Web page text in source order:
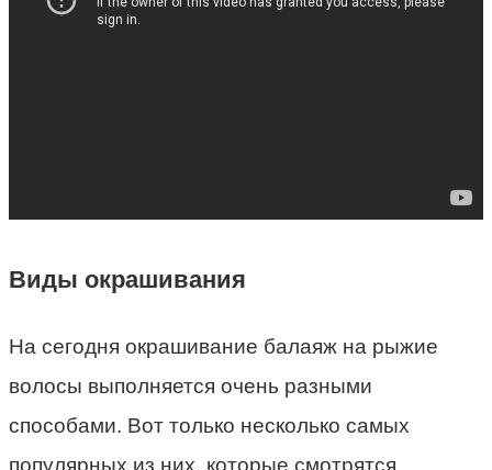
Виды окрашивания
На сегодня окрашивание балаяж на рыжие
волосы выполняется очень разными
способами. Вот только несколько самых
популярных из них, которые смотрятся